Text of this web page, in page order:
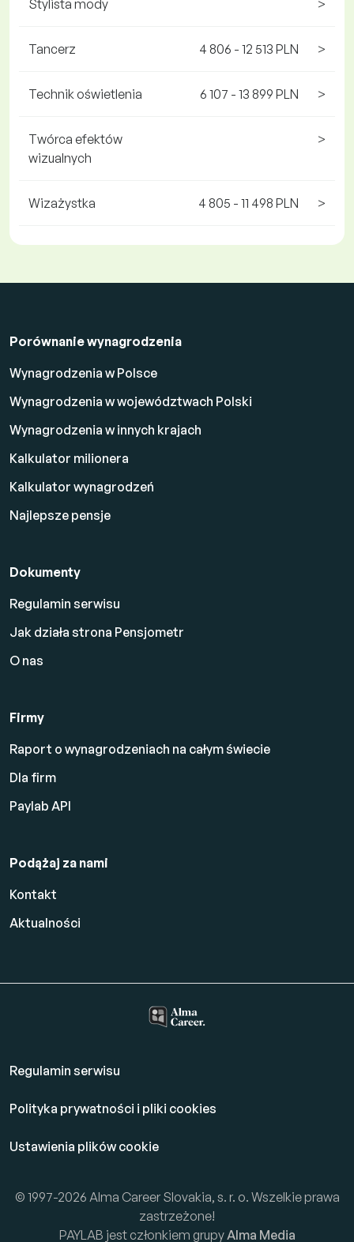
Stylista mody >
Tancerz 4 806 - 12 513 PLN >
Technik oświetlenia 6 107 - 13 899 PLN >
Twórca efektów
wizualnych
>
Wizażystka 4 805 - 11 498 PLN >
Porównanie wynagrodzenia
Wynagrodzenia w Polsce
Wynagrodzenia w województwach Polski
Wynagrodzenia w innych krajach
Kalkulator milionera
Kalkulator wynagrodzeń
Najlepsze pensje
Dokumenty
Regulamin serwisu
Jak działa strona Pensjometr
O nas
Firmy
Raport o wynagrodzeniach na całym świecie
Dla firm
Paylab API
Podążaj za nami
Kontakt
Aktualności
Regulamin serwisu
Polityka prywatności i pliki cookies
Ustawienia plików cookie
© 1997-2026 Alma Career Slovakia, s. r. o. Wszelkie prawa
zastrzeżone!
PAYLAB jest członkiem grupyAlma Media